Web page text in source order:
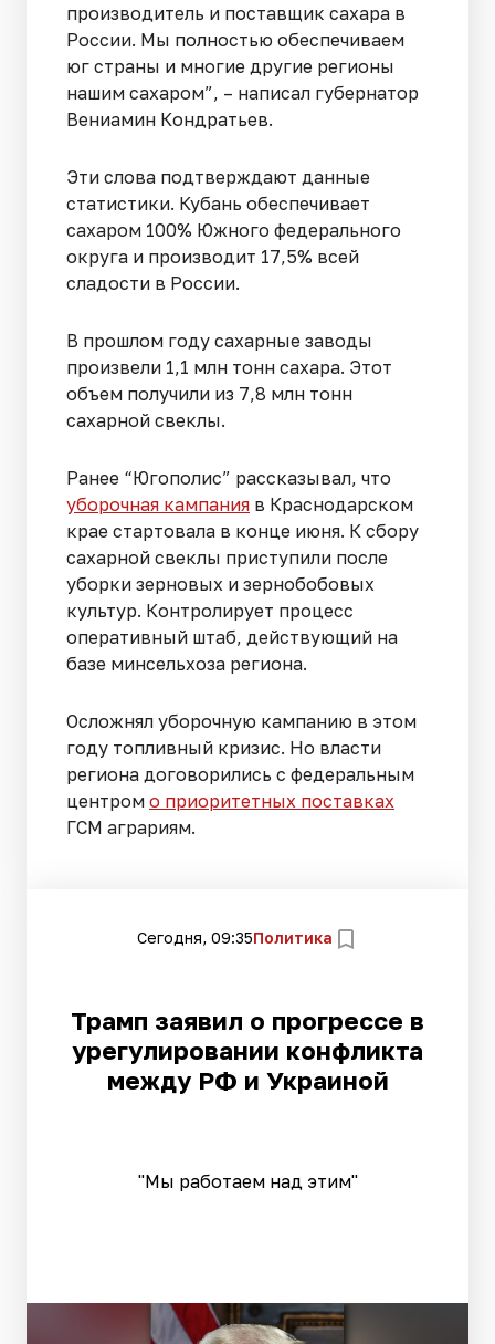
производитель и поставщик сахара в
России. Мы полностью обеспечиваем
юг страны и многие другие регионы
нашим сахаром”, – написал губернатор
Вениамин Кондратьев.
Эти слова подтверждают данные
статистики. Кубань обеспечивает
сахаром 100% Южного федерального
округа и производит 17,5% всей
сладости в России.
В прошлом году сахарные заводы
произвели 1,1 млн тонн сахара. Этот
объем получили из 7,8 млн тонн
сахарной свеклы.
Ранее “Югополис” рассказывал, что
уборочная кампания в Краснодарском
крае стартовала в конце июня. К сбору
сахарной свеклы приступили после
уборки зерновых и зернобобовых
культур. Контролирует процесс
оперативный штаб, действующий на
базе минсельхоза региона.
Осложнял уборочную кампанию в этом
году топливный кризис. Но власти
региона договорились с федеральным
центром о приоритетных поставках
ГСМ аграриям.
Сегодня, 09:35Политика
Трамп заявил о прогрессе в
урегулировании конфликта
между РФ и Украиной
"Мы работаем над этим"